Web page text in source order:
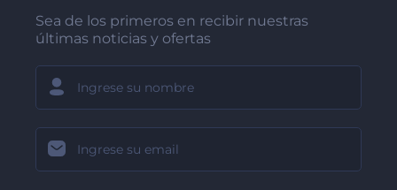
Sea de los primeros en recibir nuestras
últimas noticias y ofertas